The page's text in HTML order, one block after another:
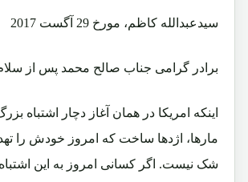
سیدعبدالله کاظم، مورخ 29 آگست 2017
برادر گرامی جناب صالح محمد پس از
اینکه امریکا در همان آغاز دچار اشتباه
مارها، اژدها ساخت که امروز خودش را
شک نیست. اگر کسانی امروز به این